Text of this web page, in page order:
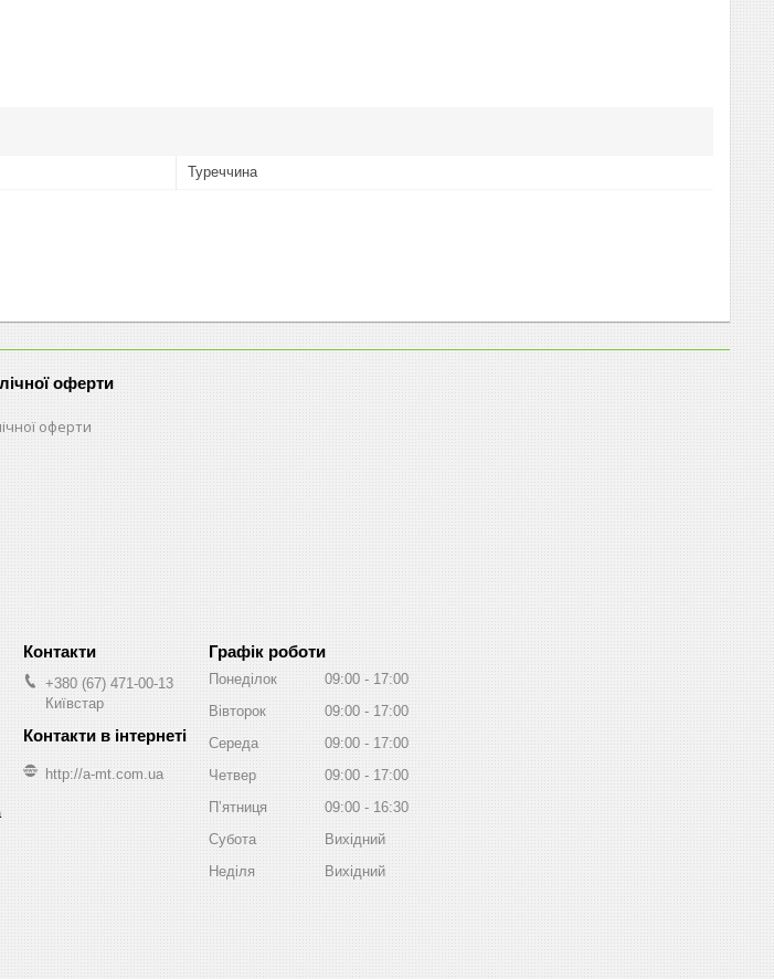
Туреччина
оферти
оферти
+380 (67) 471-00-13
Київстар
http://a-mt.com.ua
Графік роботи
Понеділок 09:00
17:00
Вівторок
09:00
17:00
Середа
09:00
17:00
Четвер
09:00
17:00
Пʼятниця
09:00
16:30
Субота
Вихідний
Неділя
Вихідний